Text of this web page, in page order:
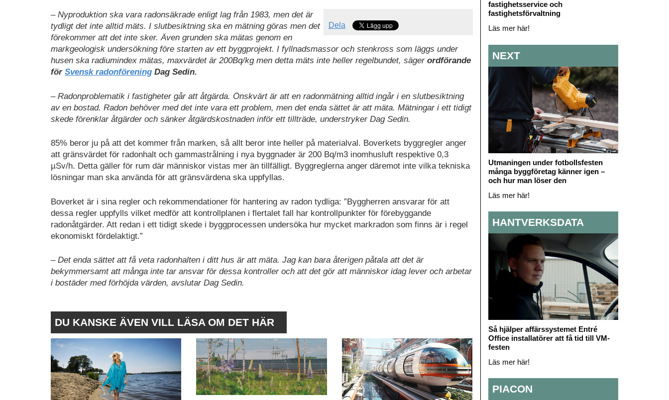
Dela
– Nyproduktion ska vara radonsäkrade enligt lag från 1983, men det är
tydligt det inte alltid mäts. I slutbesiktning ska en mätning göras men det
förekommer att det inte sker. Även grunden ska mätas genom en
markgeologisk undersökning före starten av ett byggprojekt. I fyllnadsmassor och stenkross som läggs under
husen ska radiumindex mätas, maxvärdet är 200Bq/kg men detta mäts inte heller regelbundet, säger ordförande
för Svensk radonförening Dag Sedin.
– Radonproblematik i fastigheter går att åtgärda. Önskvärt är att en radonmätning alltid ingår i en slutbesiktning
av en bostad. Radon behöver med det inte vara ett problem, men det enda sättet är att mäta. Mätningar i ett tidigt
skede förenklar åtgärder och sänker åtgärdskostnaden inför ett tillträde, understryker Dag Sedin.
85% beror ju på att det kommer från marken, så allt beror inte heller på materialval. Boverkets byggregler anger
att gränsvärdet för radonhalt och gammastrålning i nya byggnader är 200 Bq/m3 inomhusluft respektive 0,3
µSv/h. Detta gäller för rum där människor vistas mer än tillfälligt. Byggreglerna anger däremot inte vilka tekniska
lösningar man ska använda för att gränsvärdena ska uppfyllas.
Boverket är i sina regler och rekommendationer för hantering av radon tydliga: ”Byggherren ansvarar för att
dessa regler uppfylls vilket medför att kontrollplanen i flertalet fall har kontrollpunkter för förebyggande
radonåtgärder. Att redan i ett tidigt skede i byggprocessen undersöka hur mycket markradon som finns är i regel
ekonomiskt fördelaktigt.”
– Det enda sättet att få veta radonhalten i ditt hus är att mäta. Jag kan bara återigen påtala att det är
bekymmersamt att många inte tar ansvar för dessa kontroller och att det gör att människor idag lever och arbetar
i bostäder med förhöjda värden, avslutar Dag Sedin.
DU KANSKE ÄVEN VILL LÄSA OM DET HÄR
fastighetsservice och
fastighetsförvaltning
Läs mer här!
NEXT
Utmaningen under fotbollsfesten
många byggföretag känner igen –
och hur man löser den
Läs mer här!
HANTVERKSDATA
Så hjälper affärssystemet Entré
Office installatörer att få tid till VM-
festen
Läs mer här!
PIACON